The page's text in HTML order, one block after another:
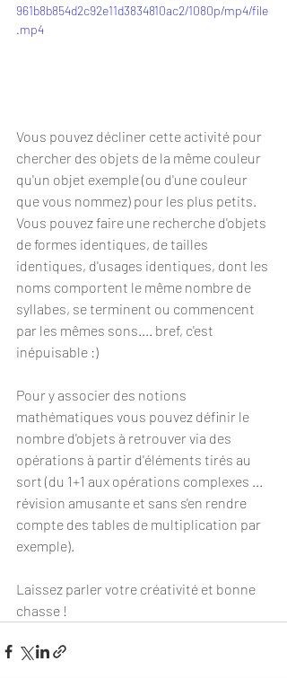
961b8b854d2c92e11d3834810ac2/1080p/mp4/file
.mp4
Vous pouvez décliner cette activité pour
chercher des objets de la même couleur
qu'un objet exemple (ou d'une couleur
que vous nommez) pour les plus petits.
Vous pouvez faire une recherche d'objets
de formes identiques, de tailles
identiques, d'usages identiques, dont les
noms comportent le même nombre de
syllabes, se terminent ou commencent
par les mêmes sons.... bref, c'est
inépuisable :)
Pour y associer des notions
mathématiques vous pouvez définir le
nombre d'objets à retrouver via des
opérations à partir d'éléments tirés au
sort (du 1+1 aux opérations complexes ...
révision amusante et sans s'en rendre
compte des tables de multiplication par
exemple).
Laissez parler votre créativité et bonne
chasse !